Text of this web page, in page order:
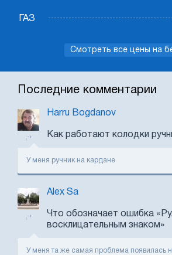
ГАЗ
Смотреть все цены на
Последние комментарии
Harru Bogdanov
Как работают колодки
У меня ручник на кардане
Alex Sa
Что обозначает ошибка
восклицательным знаком»
У меня та же самая проблема появилась